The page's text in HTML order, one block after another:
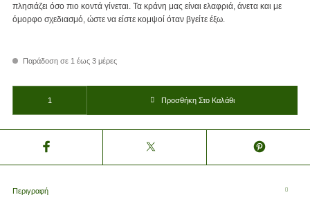
πλησιάζει όσο πιο κοντά γίνεται. Τα κράνη μας είναι ελαφριά, άνετα και με
όμορφο σχεδιασμό, ώστε να είστε κομψοί όταν βγείτε έξω.
Παράδοση σε 1 έως 3 μέρες
Προσθήκη Στο Καλάθι
Περιγραφή